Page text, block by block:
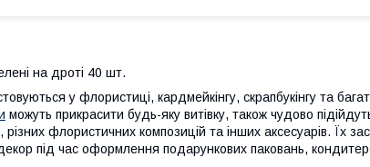
на дроті 40 шт.
у флористиці, кардмейкінгу, скрапбукінгу та
можуть прикрасити будь-яку витівку, також чудово
різних флористичних композицій та інших аксесуарів. Їх
під час оформлення подарункових паковань,